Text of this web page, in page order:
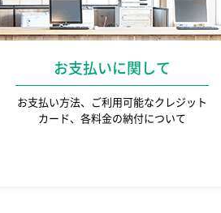
お支払いに関して
お支払い方法、ご利用可能なクレジット
カード、各料金の納付について